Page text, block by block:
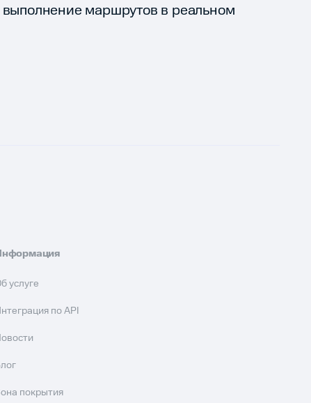
маршрутов в реальном
услуге
по API
покрытия